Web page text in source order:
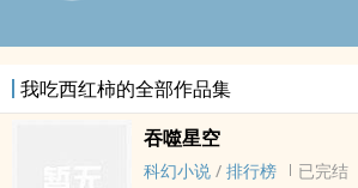
我吃西红柿的全部作品集
吞噬星空
科幻小说 / 排行榜
已完结